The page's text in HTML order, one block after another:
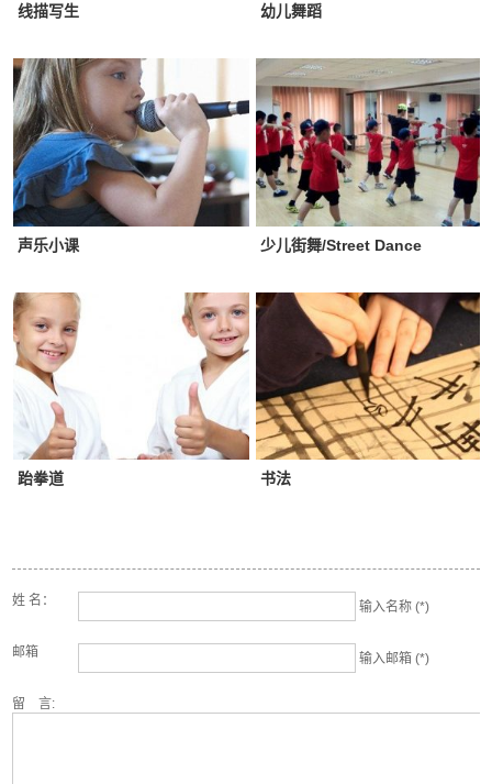
线描写生 幼儿舞蹈
声乐小课 少儿街舞/Street Dance
跆拳道 书法
姓 名： 输入名称 (*)
邮箱 输入邮箱 (*)
留 言: